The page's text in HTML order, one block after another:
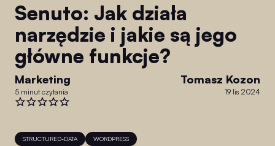
Senuto: Jak działa
narzędzie i jakie są jego
główne funkcje?
Marketing
5 minut czytania
Tomasz Kozon
19 lis 2024
STRUCTURED-DATA WORDPRESS